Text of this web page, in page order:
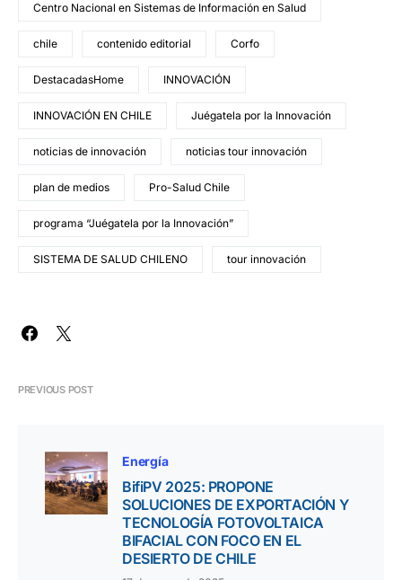
Centro Nacional en Sistemas de Información en Salud
chile contenido editorial Corfo
DestacadasHome INNOVACIÓN
INNOVACIÓN EN CHILE Juégatela por la Innovación
noticias de innovación noticias tour innovación
plan de medios Pro-Salud Chile
programa “Juégatela por la Innovación”
SISTEMA DE SALUD CHILENO tour innovación
PREVIOUS POST
Energía
BifiPV 2025: PROPONE
SOLUCIONES DE EXPORTACIÓN Y
TECNOLOGÍA FOTOVOLTAICA
BIFACIAL CON FOCO EN EL
DESIERTO DE CHILE